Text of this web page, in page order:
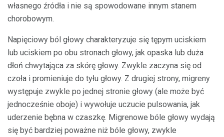
własnego źródła i nie są spowodowane innym stanem
chorobowym.
Napięciowy ból głowy charakteryzuje się tępym uciskiem
lub uciskiem po obu stronach głowy, jak opaska lub duża
dłoń chwytająca za skórę głowy. Zwykle zaczyna się od
czoła i promieniuje do tyłu głowy. Z drugiej strony, migreny
występuje zwykle po jednej stronie głowy (ale może być
jednocześnie oboje) i wywołuje uczucie pulsowania, jak
uderzenie bębna w czaszkę. Migrenowe bóle głowy wydają
się być bardziej poważne niż bóle głowy, zwykle